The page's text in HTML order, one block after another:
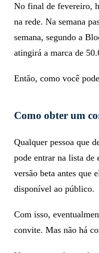
No final de fevereiro,
na rede. Na semana
semana, segundo a
atingirá a marca de
Então, como você
Como obter um
Qualquer pessoa que
pode entrar na lista de
versão beta antes que
disponível ao público.
Com isso,
convite. Mas não há